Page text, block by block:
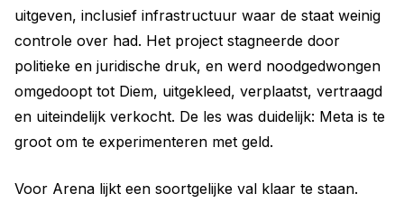
uitgeven, inclusief infrastructuur waar de staat weinig
controle over had. Het project stagneerde door
politieke en juridische druk, en werd noodgedwongen
omgedoopt tot Diem, uitgekleed, verplaatst, vertraagd
en uiteindelijk verkocht. De les was duidelijk: Meta is te
groot om te experimenteren met geld.
Voor Arena lijkt een soortgelijke val klaar te staan.